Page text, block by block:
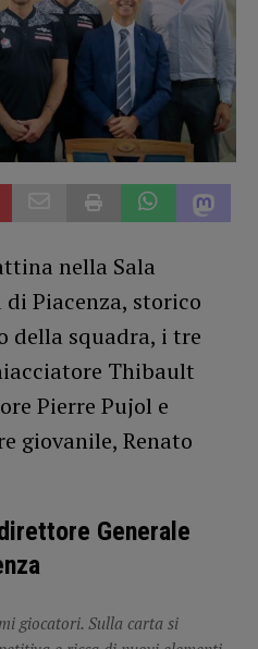
nella Sala
Piacenza, storico
della squadra, i tre
Thibault
Pierre Pujol e
giovanile, Renato
Generale
giocatori. Sulla carta si